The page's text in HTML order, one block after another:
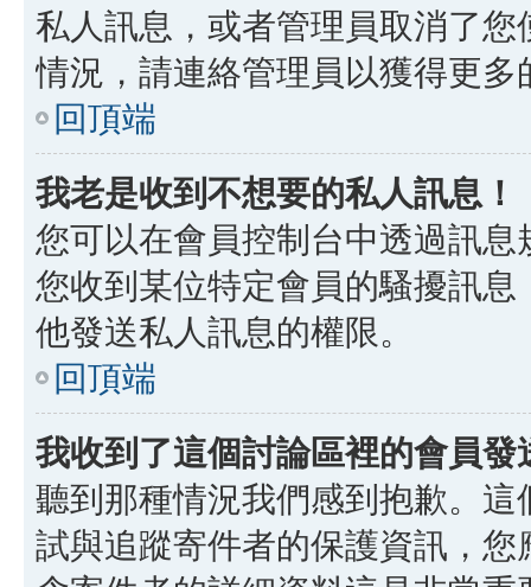
私人訊息，或者管理員取消了
情況，請連絡管理員以獲得更多
回頂端
我老是收到不想要的私人訊息！
您可以在會員控制台中透過訊
您收到某位特定會員的騷擾訊
他發送私人訊息的權限。
回頂端
我收到了這個討論區裡的會員
聽到那種情況我們感到抱歉。
試與追蹤寄件者的保護資訊，